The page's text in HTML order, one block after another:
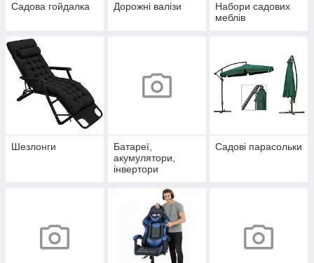
Садова гойдалка Дорожні валізи
Набори садових
меблів
Шезлонги
Батареї,
акумулятори,
інвертори
Садові парасольки